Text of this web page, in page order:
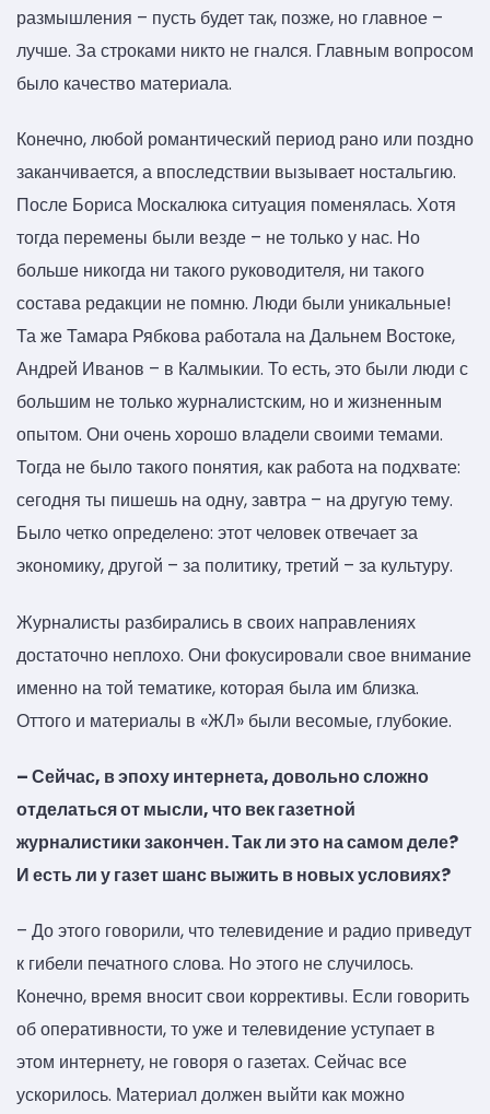
размышления – пусть будет так, позже, но главное –
лучше. За строками никто не гнался. Главным вопросом
было качество материала.
Конечно, любой романтический период рано или поздно
заканчивается, а впоследствии вызывает ностальгию.
После Бориса Москалюка ситуация поменялась. Хотя
тогда перемены были везде – не только у нас. Но
больше никогда ни такого руководителя, ни такого
состава редакции не помню. Люди были уникальные!
Та же Тамара Рябкова работала на Дальнем Востоке,
Андрей Иванов – в Калмыкии. То есть, это были люди с
большим не только журналистским, но и жизненным
опытом. Они очень хорошо владели своими темами.
Тогда не было такого понятия, как работа на подхвате:
сегодня ты пишешь на одну, завтра – на другую тему.
Было четко определено: этот человек отвечает за
экономику, другой – за политику, третий – за культуру.
Журналисты разбирались в своих направлениях
достаточно неплохо. Они фокусировали свое внимание
именно на той тематике, которая была им близка.
Оттого и материалы в «ЖЛ» были весомые, глубокие.
– Сейчас, в эпоху интернета, довольно сложно
отделаться от мысли, что век газетной
журналистики закончен. Так ли это на самом деле?
И есть ли у газет шанс выжить в новых условиях?
– До этого говорили, что телевидение и радио приведут
к гибели печатного слова. Но этого не случилось.
Конечно, время вносит свои коррективы. Если говорить
об оперативности, то уже и телевидение уступает в
этом интернету, не говоря о газетах. Сейчас все
ускорилось. Материал должен выйти как можно